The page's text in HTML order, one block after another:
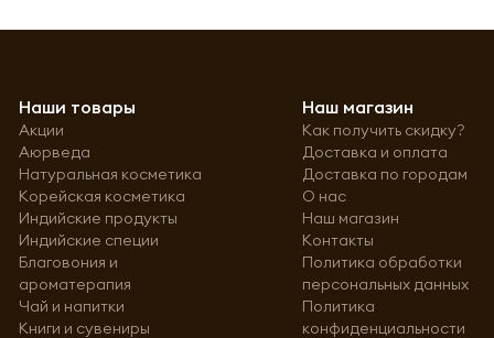
Наши товары
Акции
Аюрведа
Натуральная косметика
Корейская косметика
Индийские продукты
Индийские специи
Благовония и
ароматерапия
Чай и напитки
Книги и сувениры
Наш магазин
Как получить скидку?
Доставка и оплата
Доставка по городам
О нас
Наш магазин
Контакты
Политика обработки
персональных данных
Политика
конфиденциальности